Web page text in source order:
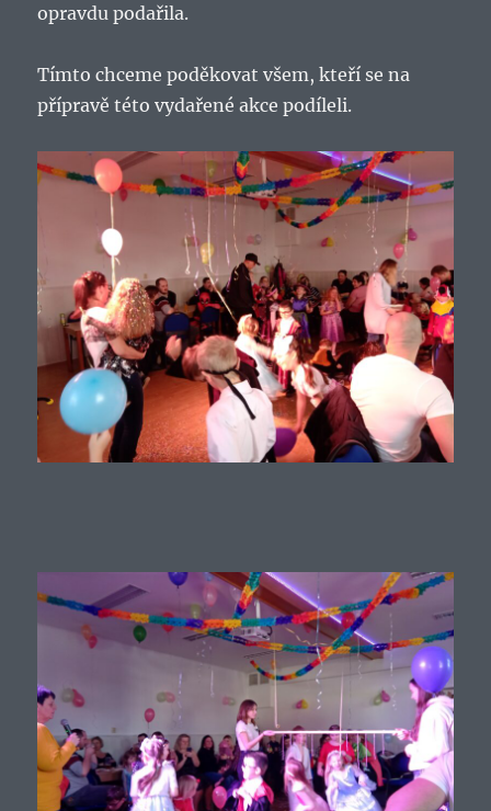
opravdu podařila.
Tímto chceme poděkovat všem, kteří se na
přípravě této vydařené akce podíleli.